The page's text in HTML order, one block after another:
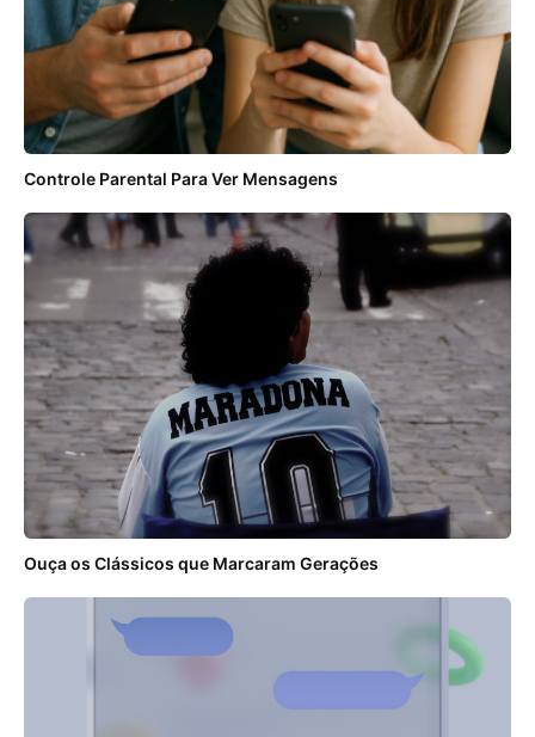
Controle Parental Para Ver Mensagens
Ouça os Clássicos que Marcaram Gerações